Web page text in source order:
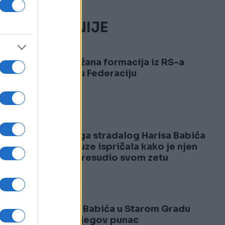
NAJČITANIJE
1
Naoružana formacija iz RS-a
upala u Federaciju
2
Supruga stradalog Harisa Babića
kroz suze ispričala kako je njen
otac presudio svom zetu
Harisa Babića u Starom Gradu
ubio njegov punac